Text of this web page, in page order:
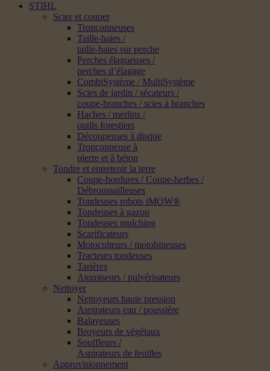
STIHL
Scier et couper
Tronçonneuses
Taille-haies /
taille-haies sur perche
Perches élagueuses /
perches d’élagage
CombiSystème / MultiSystème
Scies de jardin / sécateurs /
coupe-branches / scies à branches
Haches / merlins /
outils forestiers
Découpeuses à disque
Tronçonneuse à
pierre et à béton
Tondre et entretenir la terre
Coupe-bordures / Coupe-herbes /
Débroussailleuses
Tondeuses robots iMOW®
Tondeuses à gazon
Tondeuses mulching
Scarificateurs
Motoculteurs / motobineuses
Tracteurs tondeuses
Tarières
Atomiseurs / pulvérisateurs
Nettoyer
Nettoyeurs haute pression
Aspirateurs eau / poussière
Balayeuses
Broyeurs de végétaux
Souffleurs /
Aspirateurs de feuilles
Approvisionnement